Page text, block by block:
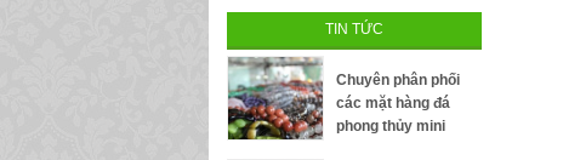
TIN TỨC
Chuyên phân phối
các mặt hàng đá
phong thủy mini